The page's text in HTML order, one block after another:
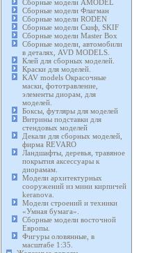
Сборные модели AMODEL
Сборные модели Флагман
Сборные модели RODEN
Сборные модели Скиф, SKIF
Сборные модели Master Box
Сборные модели, автомобили
в деталях, AVD MODELS.
Клей для сборных моделей.
Краски для моделей.
KAV models Окрасочные
маски, фототравление,
элементы диорам, для
моделей.
Боксы, футляры для моделей
Витрины подставки для
стендовых моделей
Декали для сборных моделей,
фирма REVARO
Ландшафты, деревья, травяное
покрытия аксессуары к
диорамам.
Модели архитектурных
сооружений из мини кирпичей
keranova.
Модели строений и техники
«Умная бумага».
Сборные модели восточной
Европы.
Фигуры оловянные, в
масштабе 1:35.